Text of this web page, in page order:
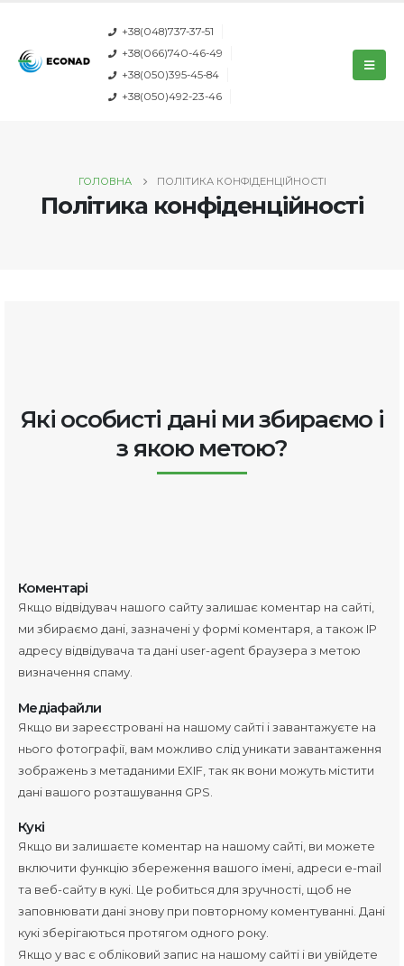
+38(048)737-37-51
+38(066)740-46-49
+38(050)395-45-84
+38(050)492-23-46
ГОЛОВНА ПОЛІТИКА КОНФІДЕНЦІЙНОСТІ
Політика конфіденційності
Які особисті дані ми збираємо і
з якою метою?
Коментарі
Якщо відвідувач нашого сайту залишає коментар на сайті,
ми збираємо дані, зазначені у формі коментаря, а також IP
адресу відвідувача та дані user-agent браузера з метою
визначення спаму.
Медіафайли
Якщо ви зареєстровані на нашому сайті і завантажуєте на
нього фотографії, вам можливо слід уникати завантаження
зображень з метаданими EXIF, так як вони можуть містити
дані вашого розташування GPS.
Кукі
Якщо ви залишаєте коментар на нашому сайті, ви можете
включити функцію збереження вашого імені, адреси e-mail
та веб-сайту в кукі. Це робиться для зручності, щоб не
заповнювати дані знову при повторному коментуванні. Дані
кукі зберігаються протягом одного року.
Якщо у вас є обліковий запис на нашому сайті і ви увійдете